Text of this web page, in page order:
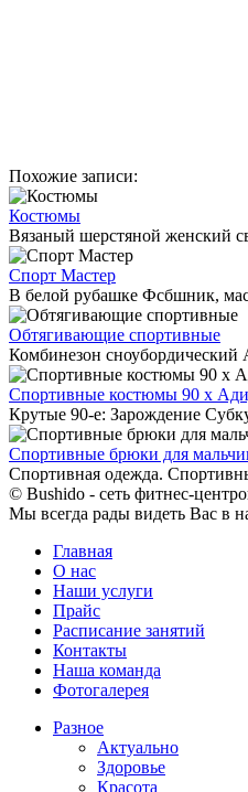
Похожие записи:
Костюмы
Вязаный шерстяной женский
Спорт Мастер
В белой рубашке Фсбшник,
Обтягивающие спортивные
Комбинезон сноубордический
Спортивные костюмы 90 х
Крутые 90-е: Зарождение
Спортивные брюки для
Спортивная одежда.
© Bushido - сеть фитнес-
Мы всегда рады видеть Вас в
Главная
О нас
Наши услуги
Прайс
Расписание занятий
Контакты
Наша команда
Фотогалерея
Разное
Актуально
Здоровье
Красота